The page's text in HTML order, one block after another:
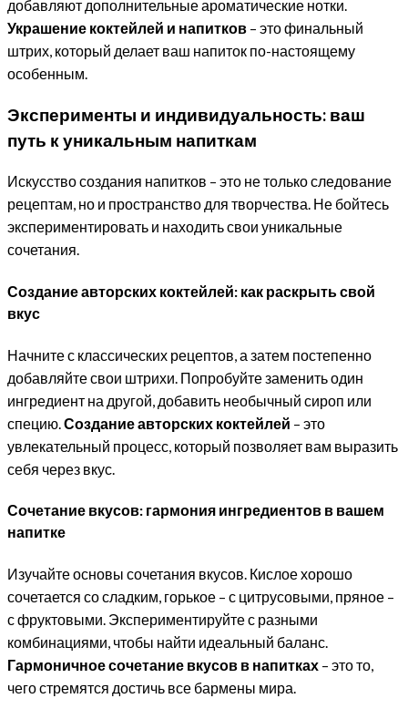
добавляют дополнительные ароматические нотки.
Украшение коктейлей и напитков – это финальный
штрих, который делает ваш напиток по-настоящему
особенным.
Эксперименты и индивидуальность: ваш
путь к уникальным напиткам
Искусство создания напитков – это не только следование
рецептам, но и пространство для творчества. Не бойтесь
экспериментировать и находить свои уникальные
сочетания.
Создание авторских коктейлей: как раскрыть свой
вкус
Начните с классических рецептов, а затем постепенно
добавляйте свои штрихи. Попробуйте заменить один
ингредиент на другой, добавить необычный сироп или
специю.Создание авторских коктейлей – это
увлекательный процесс, который позволяет вам выразить
себя через вкус.
Сочетание вкусов: гармония ингредиентов в вашем
напитке
Изучайте основы сочетания вкусов. Кислое хорошо
сочетается со сладким, горькое – с цитрусовыми, пряное –
с фруктовыми. Экспериментируйте с разными
комбинациями, чтобы найти идеальный баланс.
Гармоничное сочетание вкусов в напитках – это то,
чего стремятся достичь все бармены мира.